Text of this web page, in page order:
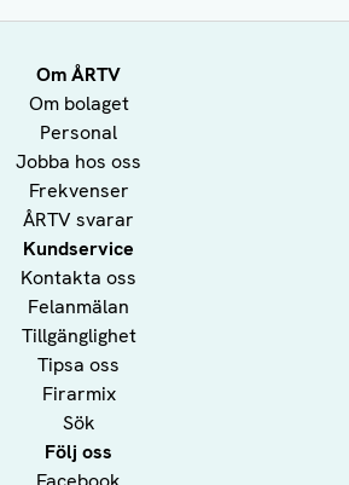
Om ÅRTV
Om bolaget
Personal
Jobba hos oss
Frekvenser
ÅRTV svarar
Kundservice
Kontakta oss
Felanmälan
Tillgänglighet
Tipsa oss
Firarmix
Sök
Följ oss